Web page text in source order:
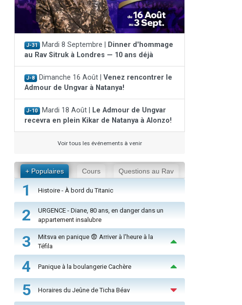
J-31 Mardi 8 Septembre |
Dinner d'hommage
au Rav Sitruk à Londres — 10 ans déjà
J-8 Dimanche 16 Août | Venez rencontrer le
Admour de Ungvar à Natanya!
J-10 Mardi 18 Août |
Le Admour de Ungvar
recevra en plein Kikar de Natanya à Alonzo!
Voir tous les événements à venir
+ Populaires Cours Questions au Rav
1 Histoire - À bord du Titanic
2
URGENCE - Diane, 80 ans, en danger dans un
appartement insalubre
3
Mitsva en panique 😨 Arriver à l'heure à la
Téfila
4 Panique à la boulangerie Cachère
5 Horaires du Jeûne de Ticha Béav